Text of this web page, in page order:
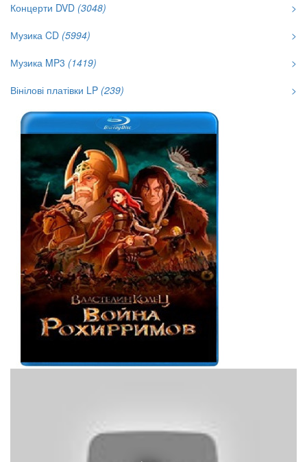
Концерти DVD (3048)
>
Музика CD (5994)
>
Музика MP3 (1419)
>
Вінілові платівки LP (239) >